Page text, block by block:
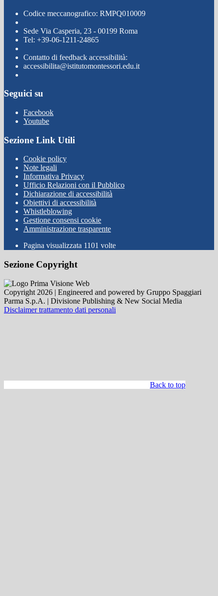
Codice meccanografico: RMPQ010009
Sede Via Casperia, 23 - 00199 Roma
Tel: +39-06-1211-24865
Contatto di feedback accessibilità:
accessibilita@istitutomontessori.edu.it
Seguici su
Facebook
Youtube
Sezione Link Utili
Cookie policy
Note legali
Informativa Privacy
Ufficio Relazioni con il Pubblico
Dichiarazione di accessibilità
Obiettivi di accessibilità
Whistleblowing
Gestione consensi cookie
Amministrazione trasparente
Pagina visualizzata 1101 volte
Sezione Copyright
Copyright 2026 | Engineered and powered by Gruppo Spaggiari
Parma S.p.A. | Divisione Publishing & New Social Media
Disclaimer trattamento dati personali
Back to top